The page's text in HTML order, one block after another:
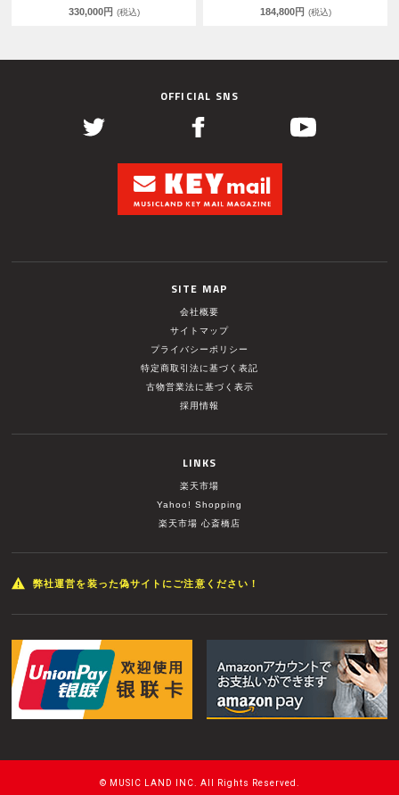
330,000円 (税込)
184,800円 (税込)
OFFICIAL SNS
SITE MAP
会社概要
サイトマップ
プライバシーポリシー
特定商取引法に基づく表記
古物営業法に基づく表示
採用情報
LINKS
楽天市場
Yahoo! Shopping
楽天市場 心斎橋店
弊社運営を装った偽サイトにご注意ください！
© MUSIC LAND INC. All Rights Reserved.